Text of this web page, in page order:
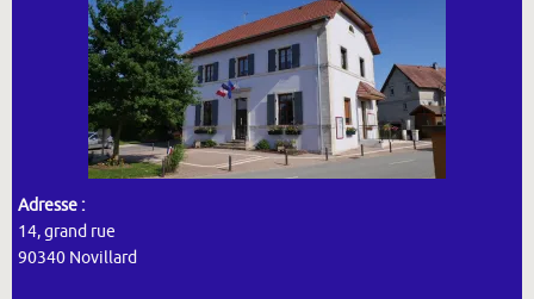
Adresse :
14, grand rue
90340 Novillard